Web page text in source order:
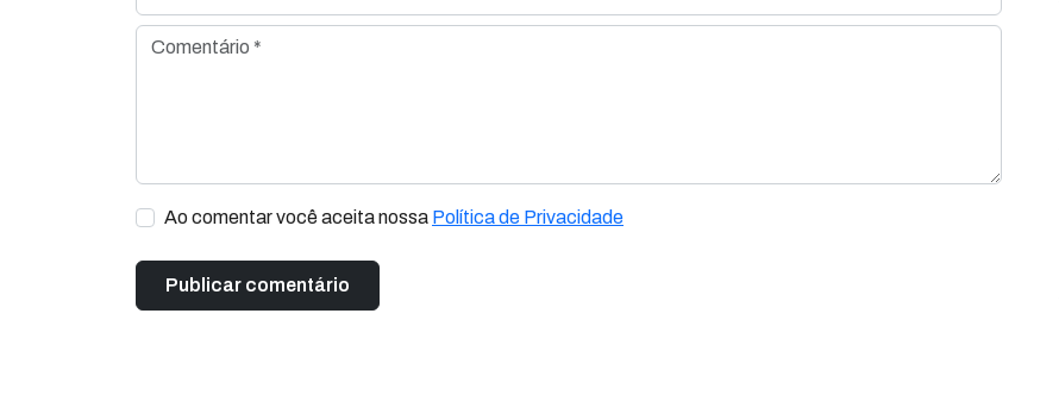
Comentário *
Ao comentar você aceita nossa Política de Privacidade